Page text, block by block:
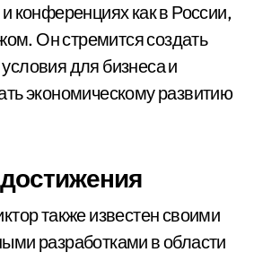
конференциях как в России,
Он стремится создать
для бизнеса и
экономическому развитию
также известен своими
разработками в области